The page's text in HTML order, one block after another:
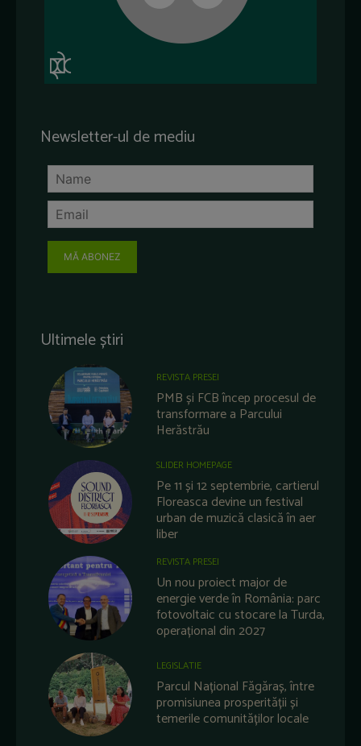
Newsletter-ul de mediu
MĂ ABONEZ
Ultimele știri
REVISTA PRESEI
PMB și FCB încep procesul de
transformare a Parcului
Herăstrău
SLIDER HOMEPAGE
Pe 11 și 12 septembrie, cartierul
Floreasca devine un festival
urban de muzică clasică în aer
liber
REVISTA PRESEI
Un nou proiect major de
energie verde în România: parc
fotovoltaic cu stocare la Turda,
operațional din 2027
LEGISLATIE
Parcul Național Făgăraș, între
promisiunea prosperității și
temerile comunităților locale